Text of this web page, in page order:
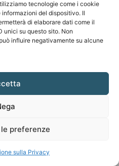
tecnologie come i cookie
del dispositivo. Il
di elaborare dati come il
unici su questo sito. Non
influire negativamente su alcune
preferenze
sulla Privacy